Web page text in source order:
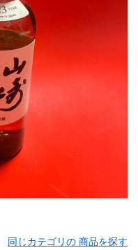
同じカテゴリの 商品を探す